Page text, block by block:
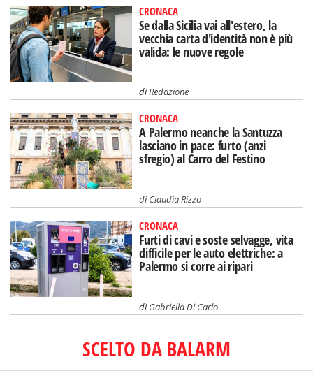
CRONACA
Se dalla Sicilia vai all'estero, la
vecchia carta d'identità non è più
valida: le nuove regole
diRedazione
CRONACA
A Palermo neanche la Santuzza
lasciano in pace: furto (anzi
sfregio) al Carro del Festino
diClaudia Rizzo
CRONACA
Furti di cavi e soste selvagge, vita
difficile per le auto elettriche: a
Palermo si corre ai ripari
diGabriella Di Carlo
SCELTO DA BALARM